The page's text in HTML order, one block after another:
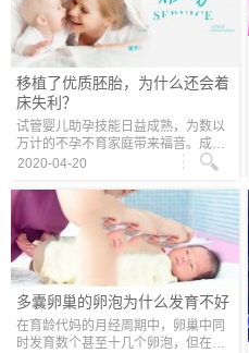
移植了优质胚胎，为什么还会着
床失利？
试管婴儿助孕技能日益成熟，为数以
万计的不孕不育家庭带来福音。成功
率已经超越60%乃至更高，但仍有一
植术后仍然无法成功。 广州代妈专家
2020-04-20
多囊卵巢的卵泡为什么发育不好
在育龄代妈的月经周期中，卵巢中同
时发育数个甚至十几个卵泡，但在垂